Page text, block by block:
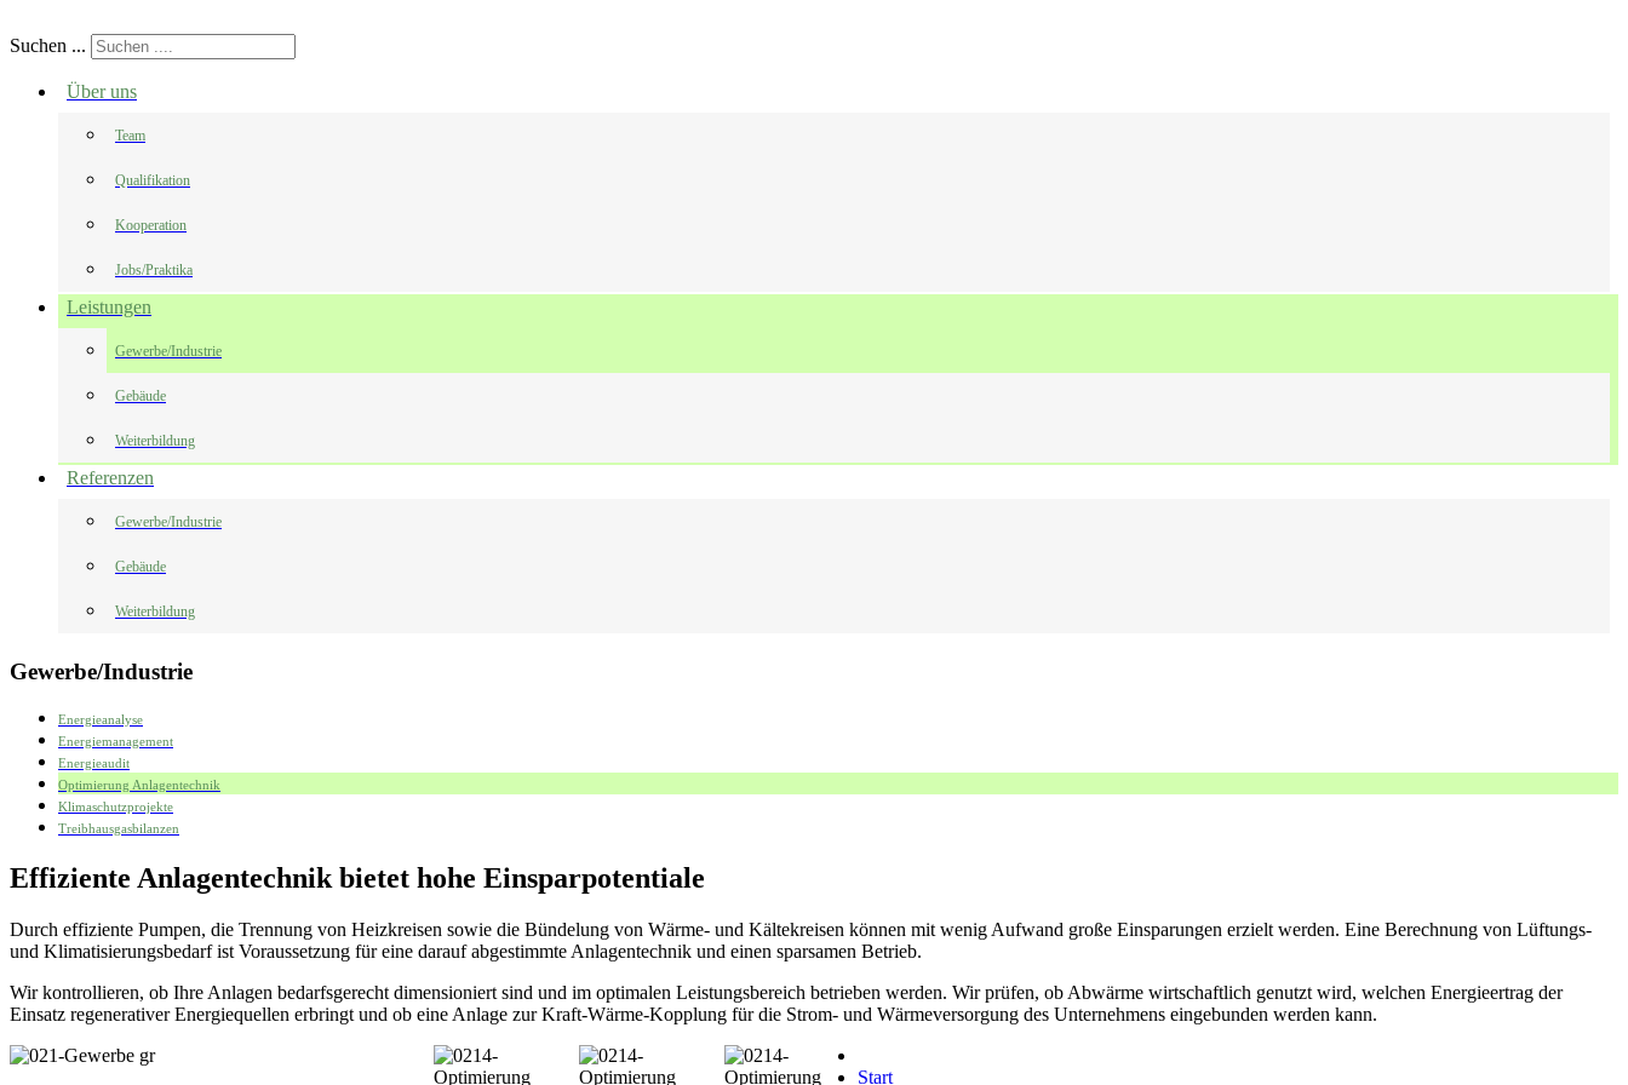
Suchen ...
Über uns
Team
Qualifikation
Kooperation
Jobs/Praktika
Leistungen
Gewerbe/Industrie
Gebäude
Weiterbildung
Referenzen
Gewerbe/Industrie
Gebäude
Weiterbildung
Gewerbe/Industrie
Energieanalyse
Energiemanagement
Energieaudit
Optimierung Anlagentechnik
Klimaschutzprojekte
Treibhausgasbilanzen
Effiziente Anlagentechnik bietet hohe Einsparpotentiale
Durch effiziente Pumpen, die Trennung von Heizkreisen sowie die Bündelung von Wärme- und Kältekreisen können mit wenig Aufwand große Einsparungen erzielt werden. Eine Berechnung von Lüftungs-
und Klimatisierungsbedarf ist Voraussetzung für eine darauf abgestimmte Anlagentechnik und einen sparsamen Betrieb.
Wir kontrollieren, ob Ihre Anlagen bedarfsgerecht dimensioniert sind und im optimalen Leistungsbereich betrieben werden. Wir prüfen, ob Abwärme wirtschaftlich genutzt wird, welchen Energieertrag der
Einsatz regenerativer Energiequellen erbringt und ob eine Anlage zur Kraft-Wärme-Kopplung für die Strom- und Wärmeversorgung des Unternehmens eingebunden werden kann.
Start